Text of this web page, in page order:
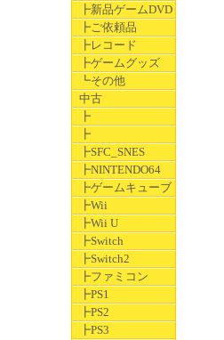
┣新品ゲームDVD
┣ご依頼品
┣レコード
┣ゲームグッズ
┗その他
中古
┣
┣
┣SFC_SNES
┣NINTENDO64
┣ゲームキューブ
┣Wii
┣Wii U
┣Switch
┣Switch2
┣ファミコン
┣PS1
┣PS2
┣PS3